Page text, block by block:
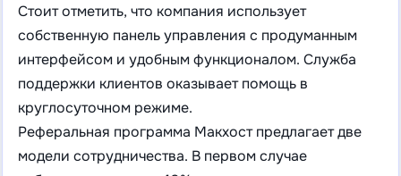
Стоит отметить, что компания использует
собственную панель управления с продуманным
интерфейсом и удобным функционалом. Служба
поддержки клиентов оказывает помощь в
круглосуточном режиме.
Реферальная программа Макхост предлагает две
модели сотрудничества. В первом случае